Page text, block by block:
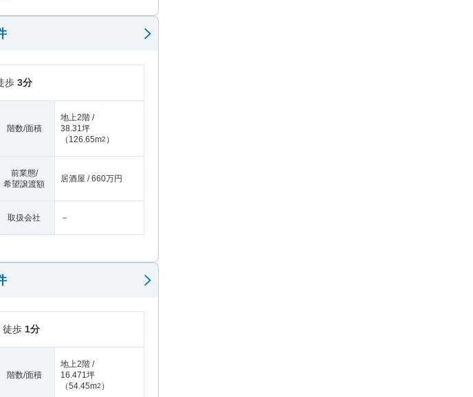
歩 3分
階数/面積
地上2階 /
38.31坪
（ 126.65m2 ）
前業態/
希望譲渡額
居酒屋 / 660万円
取扱会社 －
徒歩 1分
階数/面積
地上2階 /
16.471坪
（54.45m2 ）